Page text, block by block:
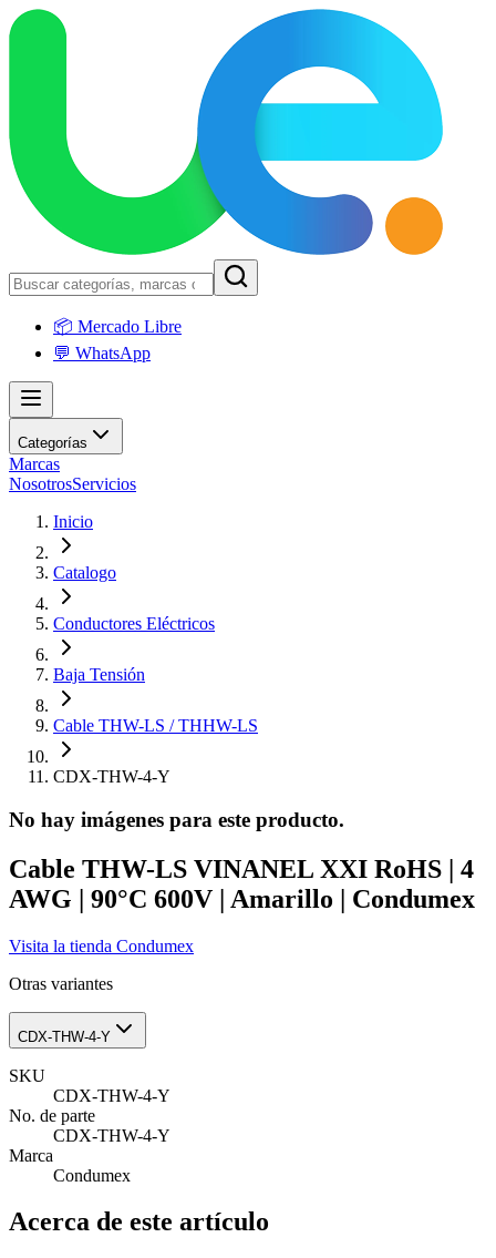
📦 Mercado Libre
💬 WhatsApp
Categorías
Marcas
NosotrosServicios
Inicio
Catalogo
Conductores Eléctricos
Baja Tensión
Cable THW-LS / THHW-LS
CDX-THW-4-Y
No hay imágenes para este producto.
Cable THW-LS VINANEL XXI RoHS | 4
AWG | 90°C 600V | Amarillo | Condumex
Visita la tienda Condumex
Otras variantes
CDX-THW-4-Y
SKU
CDX-THW-4-Y
No. de parte
CDX-THW-4-Y
Marca
Condumex
Acerca de este artículo